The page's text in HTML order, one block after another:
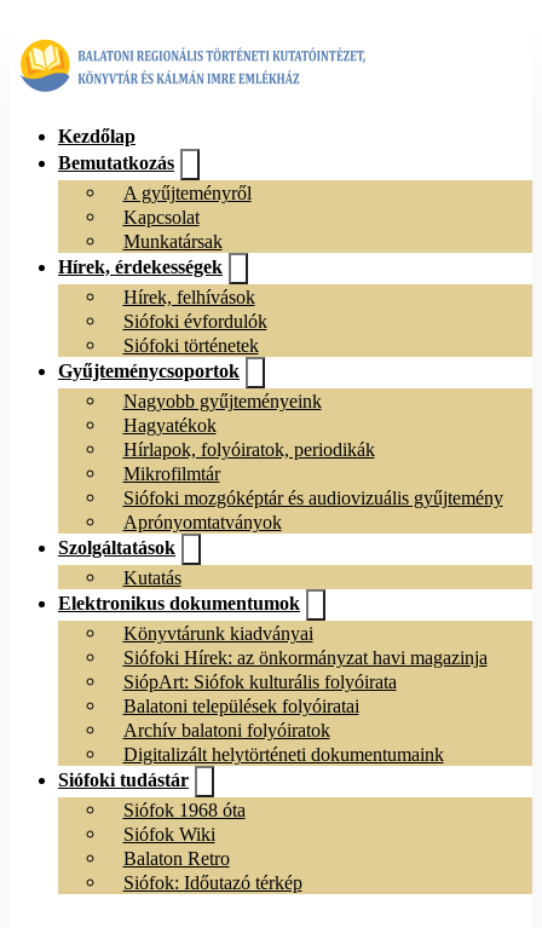
Kezdőlap
Bemutatkozás
A gyűjteményről
Kapcsolat
Munkatársak
Hírek, érdekességek
Hírek, felhívások
Siófoki évfordulók
Siófoki történetek
Gyűjteménycsoportok
Nagyobb gyűjteményeink
Hagyatékok
Hírlapok, folyóiratok, periodikák
Mikrofilmtár
Siófoki mozgóképtár és audiovizuális gyűjtemény
Aprónyomtatványok
Szolgáltatások
Kutatás
Elektronikus dokumentumok
Könyvtárunk kiadványai
Siófoki Hírek: az önkormányzat havi magazinja
SiópArt: Siófok kulturális folyóirata
Balatoni települések folyóiratai
Archív balatoni folyóiratok
Digitalizált helytörténeti dokumentumaink
Siófoki tudástár
Siófok 1968 óta
Siófok Wiki
Balaton Retro
Siófok: Időutazó térkép